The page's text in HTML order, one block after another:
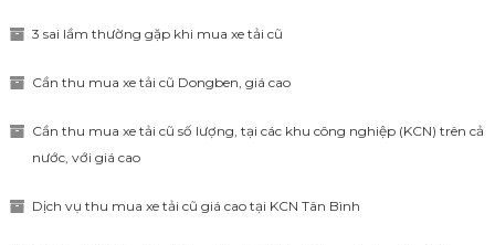
3 sai lầm thường gặp khi mua xe tải cũ
Cần thu mua xe tải cũ Dongben, giá cao
Cần thu mua xe tải cũ số lượng, tại các khu công nghiệp (KCN) trên cả
nước, với giá cao
Dịch vụ thu mua xe tải cũ giá cao tại KCN Tân Bình